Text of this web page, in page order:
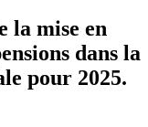
la mise en
dans la
pour 2025.